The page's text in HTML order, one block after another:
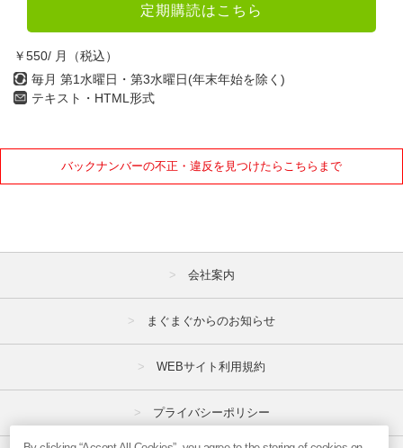
定期購読はこちら
￥550/ 月（税込）
毎月 第1水曜日・第3水曜日(年末年始を除く)
テキスト・HTML形式
バックナンバーの不正・違反を見つけたらこちらまで
会社案内
まぐまぐからのお知らせ
WEBサイト利用規約
プライバシーポリシー